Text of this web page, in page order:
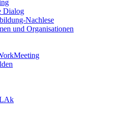
Dialog
Nachlese
und Organisationen